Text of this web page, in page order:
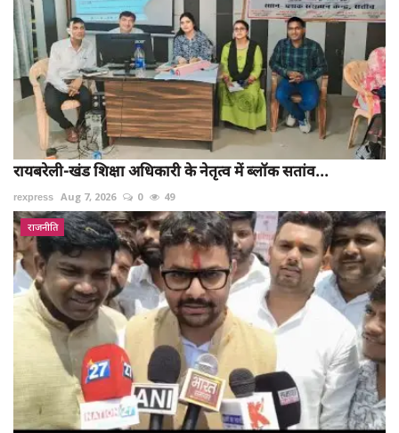
रायबरेली-खंड शिक्षा अधिकारी के नेतृत्व में ब्लॉक सतांव...
rexpress Aug 7, 2026 0 49
राजनीति